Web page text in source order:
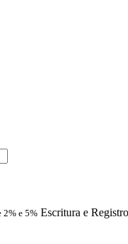
2% e 5% Escritura e